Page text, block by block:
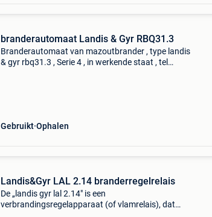
branderautomaat Landis & Gyr RBQ31.3
Branderautomaat van mazoutbrander , type landis
& gyr rbq31.3 , Serie 4 , in werkende staat , tel
Gebruikt Ophalen
Landis&Gyr LAL 2.14 branderregelrelais
De „landis gyr lal 2.14" is een
verbrandingsregelapparaat (of vlamrelais), dat